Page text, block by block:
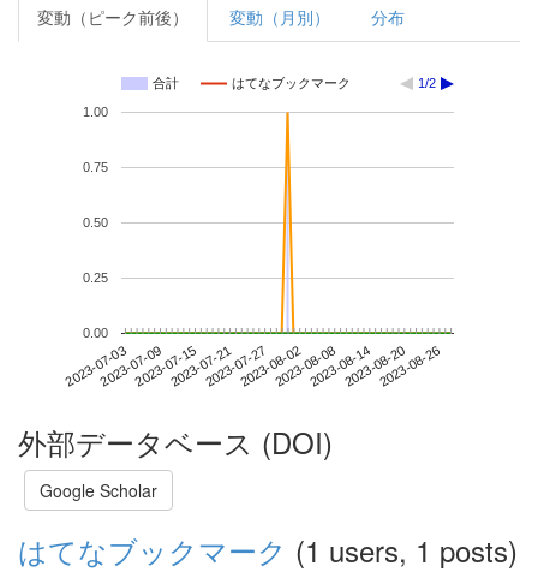
変動（ピーク前後） 変動（月別） 分布
合計 はてなブックマーク 1/2
2023-07-032023-07-092023-07-152023-07-212023-07-272023-08-022023-08-082023-08-142023-08-202023-08-26
0.00
0.25
0.50
0.75
1.00
外部データベース (DOI)
Google Scholar
はてなブックマーク (1 users, 1 posts)